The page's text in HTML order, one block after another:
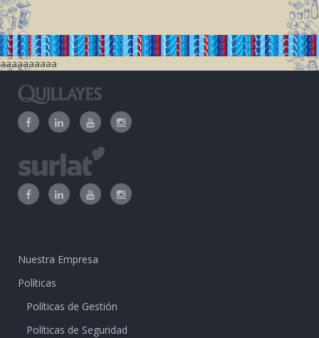
aaaaaaaaaa
Nuestra Empresa
Políticas
Políticas de Gestión
Políticas de Seguridad